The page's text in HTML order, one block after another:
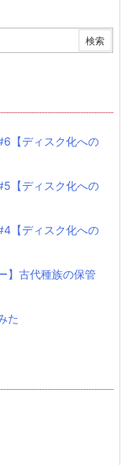
【ディスク化への
【ディスク化への
【ディスク化への
】古代種族の保管
た